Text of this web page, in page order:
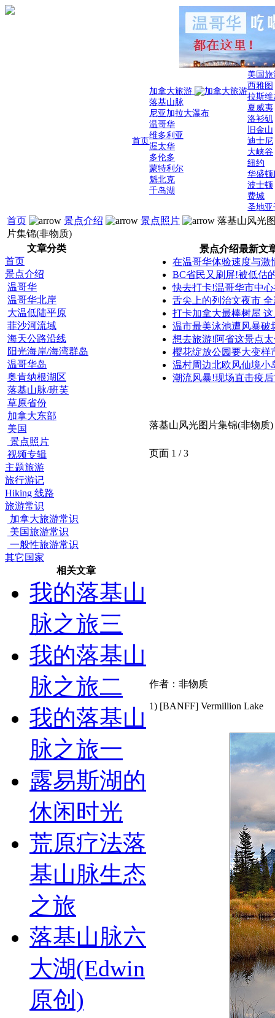
首页
加拿大旅游
落基山脉
尼亚加拉大瀑布
温哥华
维多利亚
渥太华
多伦多
蒙特利尔
魁北克
千岛湖
美国
西雅图
拉斯维
夏威夷
洛衫矶
旧金山
迪士尼
大峡谷
纽约
华盛顿
波士顿
费城
圣地亚
首页 景点介绍 景点照片
落基山风光
片集锦(非物质)
文章分类
首页
景点介绍
温哥华
温哥华北岸
大温低陆平原
菲沙河流域
海天公路沿线
阳光海岸/海湾群岛
温哥华岛
奥肯纳根湖区
落基山脉/班芙
草原省份
加拿大东部
美国
景点照片
视频专辑
主题旅游
旅行游记
Hiking 线路
旅游常识
加拿大旅游常识
美国旅游常识
一般性旅游常识
其它国家
相关文章
我的落基山
脉之旅三
我的落基山
脉之旅二
我的落基山
脉之旅一
露易斯湖的
休闲时光
荒原疗法落
基山脉生态
之旅
落基山脉六
大湖(Edwin
原创)
景点介绍最新文
在温哥华体验速度与激
BC省民又刷屏!被低估
快去打卡!温哥华市中
舌尖上的列治文夜市
打卡加拿大最棒树屋
温市最美泳池遭风暴破
想去旅游!阿省这景点
樱花绽放公园要大变样
温村周边北欧风仙境小
潮流风暴!现场直击疫
落基山风光图片集锦(非物质)
页面 1 / 3
作者：非物质
1) [BANFF] Vermillion Lake